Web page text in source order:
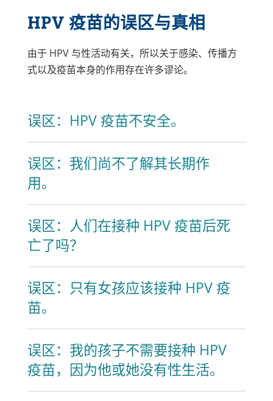
开
HPV 疫苗的误区与真相
由于 HPV 与性活动有关，所以关于感染、传播方
式以及疫苗本身的作用存在许多谬论。
误区：HPV 疫苗不安全。
误区：我们尚不了解其长期作
用。
误区：人们在接种 HPV 疫苗后死
亡了吗？
误区：只有女孩应该接种 HPV 疫
苗。
误区：我的孩子不需要接种 HPV
疫苗，因为他或她没有性生活。